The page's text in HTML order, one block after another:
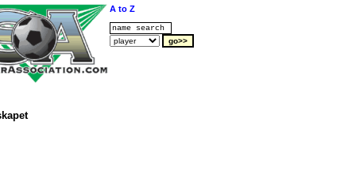
A to Z